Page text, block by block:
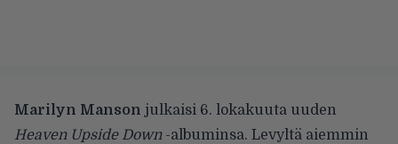
Marilyn Manson julkaisi 6. lokakuuta uuden
Heaven Upside Down-albuminsa. Levyltä aiemmin